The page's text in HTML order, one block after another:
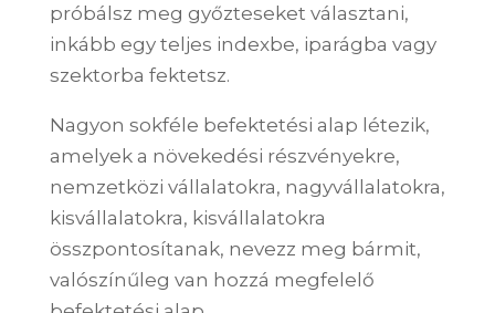
próbálsz meg győzteseket választani,
inkább egy teljes indexbe, iparágba vagy
szektorba fektetsz.
Nagyon sokféle befektetési alap létezik,
amelyek a növekedési részvényekre,
nemzetközi vállalatokra, nagyvállalatokra,
kisvállalatokra, kisvállalatokra
összpontosítanak, nevezz meg bármit,
valószínűleg van hozzá megfelelő